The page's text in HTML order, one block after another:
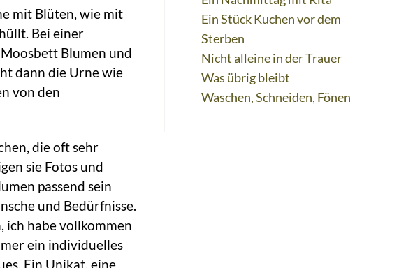
mit Blüten, wie mit
Bei einer
Blumen und
dann die Urne wie
von den
die oft sehr
sie Fotos und
passend sein
und Bedürfnisse.
ich habe vollkommen
ein individuelles
Ein Unikat, eine
Ein Stück Kuchen vor dem
Sterben
Nicht alleine in der Trauer
Was übrig bleibt
Waschen, Schneiden, Fönen